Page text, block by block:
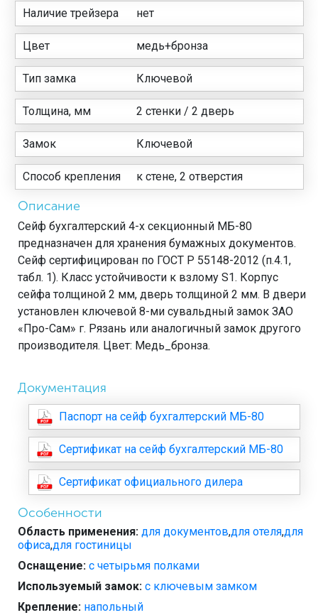
Наличие трейзера нет
Цвет медь+бронза
Тип замка Ключевой
Толщина, мм 2 стенки / 2 дверь
Замок Ключевой
Способ крепления к стене, 2 отверстия
Описание
Сейф бухгалтерский 4-х секционный МБ-80
предназначен для хранения бумажных документов.
Сейф сертифицирован по ГОСТ Р 55148-2012 (п.4.1,
табл. 1). Класс устойчивости к взлому S1. Корпус
сейфа толщиной 2 мм, дверь толщиной 2 мм. В двери
установлен ключевой 8-ми сувальдный замок ЗАО
«Про-Сам» г. Рязань или аналогичный замок другого
производителя. Цвет: Медь_бронза.
Документация
Паспорт на сейф бухгалтерский МБ-80
Сертификат на сейф бухгалтерский МБ-80
Сертификат официального дилера
Особенности
Область применения: для документов,для отеля,для
офиса,для гостиницы
Оснащение: с четырьмя полками
Используемый замок: с ключевым замком
Крепление: напольный